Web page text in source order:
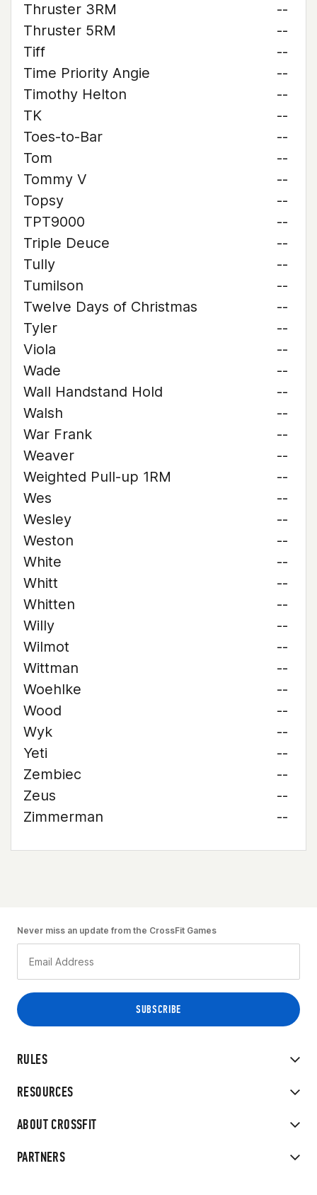
Thruster 3RM
--
Thruster 5RM
--
Tiff
--
Time Priority Angie
--
Timothy Helton
--
TK
--
Toes-to-Bar
--
Tom
--
Tommy V
--
Topsy
--
TPT9000
--
Triple Deuce
--
Tully
--
Tumilson
--
Twelve Days of Christmas
--
Tyler
--
Viola
--
Wade
--
Wall Handstand Hold
--
Walsh
--
War Frank
--
Weaver
--
Weighted Pull-up 1RM
--
Wes
--
Wesley
--
Weston
--
White
--
Whitt
--
Whitten
--
Willy
--
Wilmot
--
Wittman
--
Woehlke
--
Wood
--
Wyk
--
Yeti
--
Zembiec
--
Zeus
--
Zimmerman
--
RULES
RESOURCES
ABOUT CROSSFIT
PARTNERS
Never miss an update from the CrossFit Games